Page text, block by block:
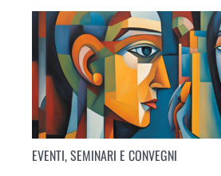
EVENTI, SEMINARI E CONVEGNI